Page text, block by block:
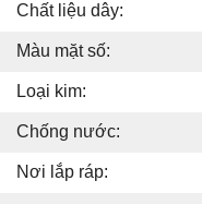
Chất liệu dây:
Màu mặt số:
Loại kim:
Chống nước:
Nơi lắp ráp: